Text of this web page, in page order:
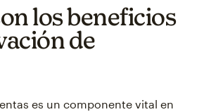
los beneficios
de
es un componente vital en